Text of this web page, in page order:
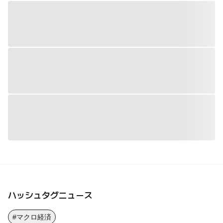
ハッシュタグニュース
#マクロ経済